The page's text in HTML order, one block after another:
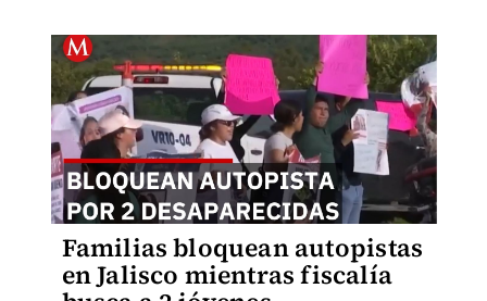
Familias bloquean autopistas
en Jalisco mientras fiscalía